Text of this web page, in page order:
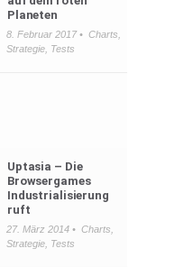
Planeten
8. Februar 2017 • Charts
Strategie, Tests
Uptasia – Die
Browsergames
Industrialisierung
ruft
27. März 2014 • Charts
Strategie, Tests